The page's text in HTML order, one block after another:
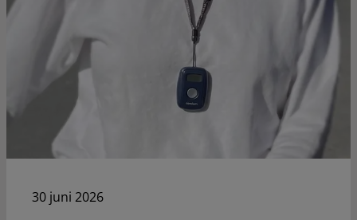
30 juni 2026